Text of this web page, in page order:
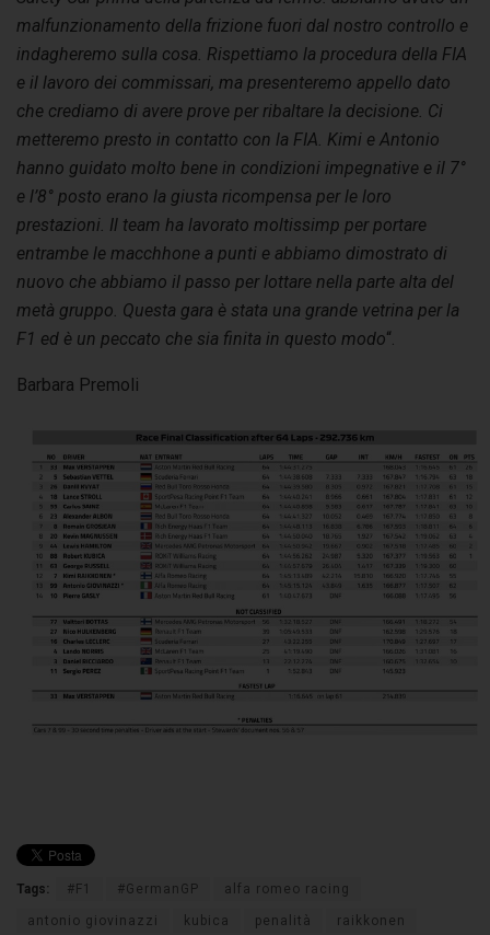
malfunzionamento della frizione fuori dal nostro controllo e
indagheremo sulla cosa. Rispettiamo la procedura della FIA
e il lavoro dei commissari, ma presenteremo appello dato
che crediamo di avere prove per ribaltare la decisione. Ci
metteremo presto in contatto con la FIA. Kimi e Antonio
hanno guidato molto bene in condizioni impegnative e il 7°
e l’8° posto erano la giusta ricompensa per le loro
prestazioni. Il team ha lavorato moltissimp per portare
entrambe le macchhone a punti e abbiamo dimostrato di
nuovo che abbiamo il passo per lottare nella parte alta del
metà gruppo. Questa gara è stata una grande vetrina per la
F1 ed è un peccato che sia finita in questo modo“.
Barbara Premoli
Tags: #F1 #GermanGP alfa romeo racing
antonio giovinazzi kubica penalità raikkonen